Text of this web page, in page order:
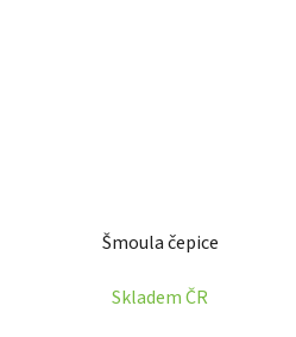
Šmoula čepice
Skladem ČR